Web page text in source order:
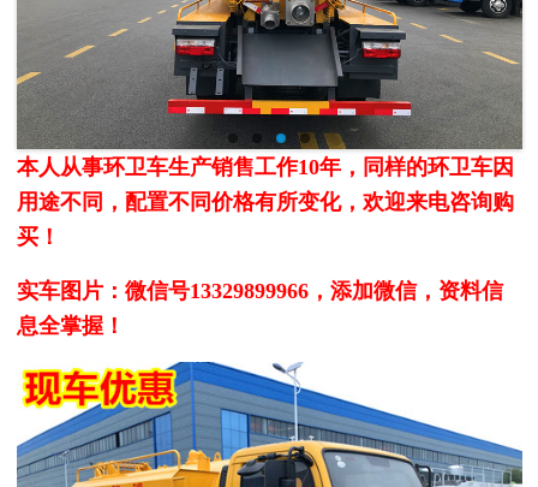
本人从事环卫车生产销售工作10年，同样的环卫车因
用途不同，配置不同价格有所变化，欢迎来电咨询购
买！
实车图片： 微信号13329899966，添加微信，资料信
息全掌握！